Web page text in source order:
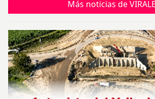
Más noticias de